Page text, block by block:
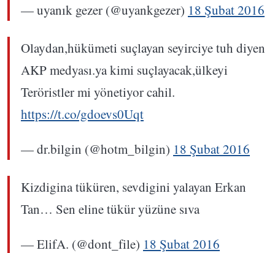
— uyanık gezer (@uyankgezer) 18 Şubat 2016
Olaydan,hükümeti suçlayan seyirciye tuh diyen
AKP medyası.ya kimi suçlayacak,ülkeyi
Teröristler mi yönetiyor cahil.
https://t.co/gdoevs0Uqt
— dr.bilgin (@hotm_bilgin) 18 Şubat 2016
Kizdigina tüküren, sevdigini yalayan Erkan
Tan… Sen eline tükür yüzüne sıva
— ElifA. (@dont_file) 18 Şubat 2016